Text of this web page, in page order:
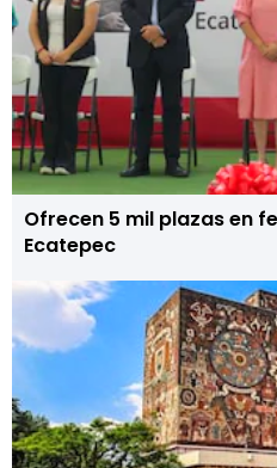
Ofrecen 5 mil plazas en
Ecatepec